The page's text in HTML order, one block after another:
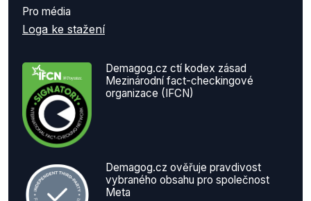
Pro média
Loga ke stažení
Demagog.cz ctí kodex zásad
Mezinárodní fact-checkingové
organizace (IFCN)
Demagog.cz ověřuje pravdivost
vybraného obsahu pro společnost
Meta